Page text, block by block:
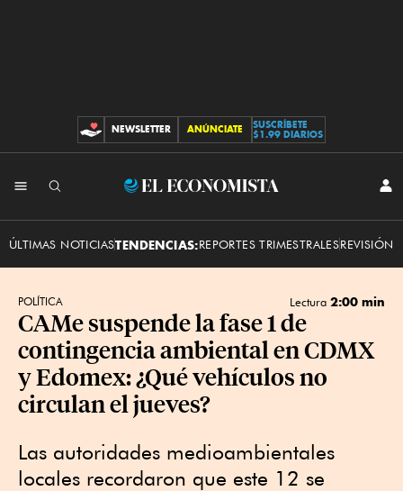
CONTRIBUCIONES
NEWSLETTER ANÚNCIATE
SUSCRÍBETE
$1.99 DIARIOS
El
ÚLTIMAS NOTICIASTENDENCIAS:REPORTES TRIMESTRALESREVISIÓN
POLÍTICA Lectura 2:00 min
CAMe suspende la fase 1 de
contingencia ambiental en CDMX
y Edomex: ¿Qué vehículos no
circulan el jueves?
Las autoridades medioambientales
locales recordaron que este 12 se